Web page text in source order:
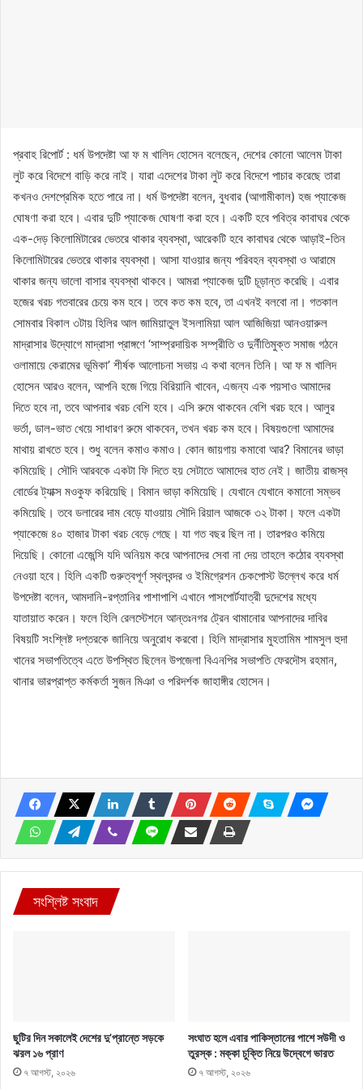
প্রবাহ রিপোর্ট : ধর্ম উপদেষ্টা আ ফ ম খালিদ হোসেন বলেছেন, দেশের কোনো আলেম টাকা
লুট করে বিদেশে বাড়ি করে নাই। যারা এদেশের টাকা লুট করে বিদেশে পাচার করেছে তারা
কখনও দেশপ্রেমিক হতে পারে না। ধর্ম উপদেষ্টা বলেন, বুধবার (আগামীকাল) হজ প্যাকেজ
ঘোষণা করা হবে। এবার দুটি প্যাকেজ ঘোষণা করা হবে। একটি হবে পবিত্র কাবাঘর থেকে
এক-দেড় কিলোমিটারের ভেতরে থাকার ব্যবস্থা, আরেকটি হবে কাবাঘর থেকে আড়াই-তিন
কিলোমিটারের ভেতরে থাকার ব্যবস্থা। আসা যাওয়ার জন্য পরিবহন ব্যবস্থা ও আরামে
থাকার জন্য ভালো বাসার ব্যবস্থা থাকবে। আমরা প্যাকেজ দুটি চূড়ান্ত করেছি। এবার
হজের খরচ গতবারের চেয়ে কম হবে। তবে কত কম হবে, তা এখনই বলবো না। গতকাল
সোমবার বিকাল ৩টায় হিলির আল জামিয়াতুল ইসলামিয়া আল আজিজিয়া আনওয়ারুল
মাদ্রাসার উদ্যোগে মাদ্রাসা প্রাঙ্গণে ‘সাম্প্রদায়িক সম্প্রীতি ও দুর্নীতিমুক্ত সমাজ গঠনে
ওলামায়ে কেরামের ভূমিকা’ শীর্ষক আলোচনা সভায় এ কথা বলেন তিনি। আ ফ ম খালিদ
হোসেন আরও বলেন, আপনি হজে গিয়ে বিরিয়ানি খাবেন, এজন্য এক পয়সাও আমাদের
দিতে হবে না, তবে আপনার খরচ বেশি হবে। এসি রুমে থাকবেন বেশি খরচ হবে। আলুর
ভর্তা, ডাল-ভাত খেয়ে সাধারণ রুমে থাকবেন, তখন খরচ কম হবে। বিষয়গুলো আমাদের
মাথায় রাখতে হবে। শুধু বলেন কমাও কমাও। কোন জায়গায় কমাবো আর? বিমানের ভাড়া
কমিয়েছি। সৌদি আরবকে একটা ফি দিতে হয় সেটাতে আমাদের হাত নেই। জাতীয় রাজস্ব
বোর্ডের ট্যাক্স মওকুফ করিয়েছি। বিমান ভাড়া কমিয়েছি। যেখানে যেখানে কমানো সম্ভব
কমিয়েছি। তবে ডলারের দাম বেড়ে যাওয়ায় সৌদি রিয়াল আজকে ৩২ টাকা। ফলে একটা
প্যাকেজে ৪০ হাজার টাকা খরচ বেড়ে গেছে। যা গত বছর ছিল না। তারপরও কমিয়ে
দিয়েছি। কোনো এজেন্সি যদি অনিয়ম করে আপনাদের সেবা না দেয় তাহলে কঠোর ব্যবস্থা
নেওয়া হবে। হিলি একটি গুরুত্বপূর্ণ স্থলবন্দর ও ইমিগ্রেশন চেকপোস্ট উল্লেখ করে ধর্ম
উপদেষ্টা বলেন, আমদানি-রপ্তানির পাশাপাশি এখানে পাসপোর্টযাত্রী দুদেশের মধ্যে
যাতায়াত করেন। ফলে হিলি রেলস্টেশনে আন্তঃনগর ট্রেন থামানোর আপনাদের দাবির
বিষয়টি সংশ্লিষ্ট দপ্তরকে জানিয়ে অনুরোধ করবো। হিলি মাদ্রাসার মুহতামিম শামসুল হুদা
খানের সভাপতিত্বে এতে উপস্থিত ছিলেন উপজেলা বিএনপির সভাপতি ফেরদৌস রহমান,
থানার ভারপ্রাপ্ত কর্মকর্তা সুজন মিঞা ও পরিদর্শক জাহাঙ্গীর হোসেন।
সংশ্লিষ্ট সংবাদ
ছুটির দিন সকালেই দেশের দু’প্রান্তে সড়কে
ঝরল ১৬ প্রাণ
৭ আগস্ট, ২০২৬
সংঘাত হলে এবার পাকিস্তানের পাশে সউদী ও
তুরস্ক : মক্কা চুক্তি নিয়ে উদ্বেগে ভারত
৭ আগস্ট, ২০২৬